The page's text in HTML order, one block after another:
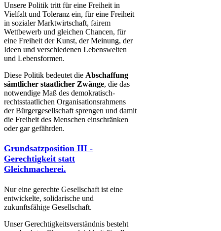
Unsere Politik tritt für eine Freiheit in
Vielfalt und Toleranz ein, für eine Freiheit
in sozialer Marktwirtschaft, fairem
Wettbewerb und gleichen Chancen, für
eine Freiheit der Kunst, der Meinung, der
Ideen und verschiedenen Lebenswelten
und Lebensformen.
Diese Politik bedeutet die Abschaffung
sämtlicher staatlicher Zwänge​, die das
notwendige Maß des demokratisch-
rechtsstaatlichen Organisationsrahmens
der Bürgergesellschaft sprengen und damit
die Freiheit des Menschen einschränken
oder gar gefährden.
Grundsatzposition III -
Gerechtigkeit statt
Gleichmacherei.
Nur eine gerechte Gesellschaft ist eine
entwickelte, solidarische und
zukunftsfähige Gesellschaft.
Unser Gerechtigkeitsverständnis besteht